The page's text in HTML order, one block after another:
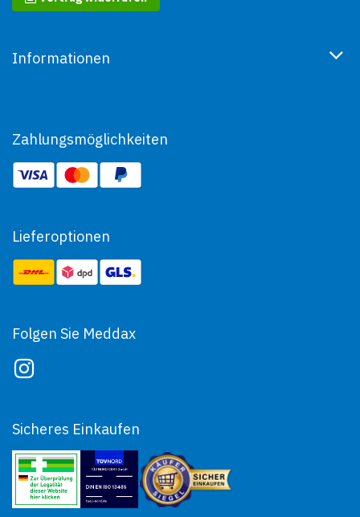
Informationen
Zahlungsmöglichkeiten
Lieferoptionen
Folgen Sie Meddax
Sicheres Einkaufen